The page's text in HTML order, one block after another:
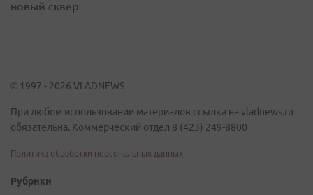
новый сквер
© 1997 - 2026 VLADNEWS
При любом использовании материалов ссылка на vladnews.ru
обязательна. Коммерческий отдел 8 (423) 249-8800
Политика обработки персональных данных
Рубрики